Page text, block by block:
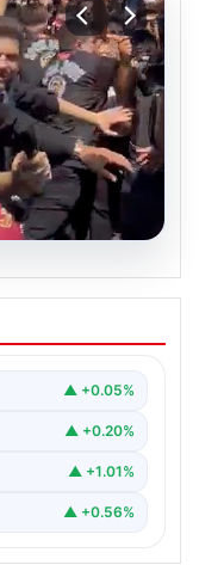
Üçlü
▲ +0.05%
▲ +0.20%
▲ +1.01%
▲ +0.56%